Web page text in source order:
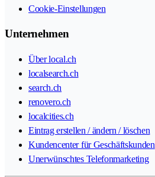
Cookie-Einstellungen
Unternehmen
Über local.ch
localsearch.ch
search.ch
renovero.ch
localcities.ch
Eintrag erstellen / ändern / löschen
Kundencenter für Geschäftskunden
Unerwünschtes Telefonmarketing